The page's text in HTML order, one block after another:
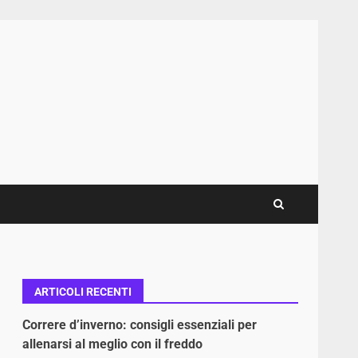
ARTICOLI RECENTI
Correre d’inverno: consigli essenziali per
allenarsi al meglio con il freddo